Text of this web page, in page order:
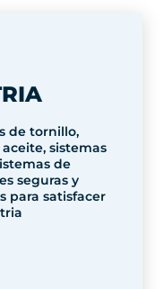
de tornillo,
sistemas
de
seguras y
para satisfacer